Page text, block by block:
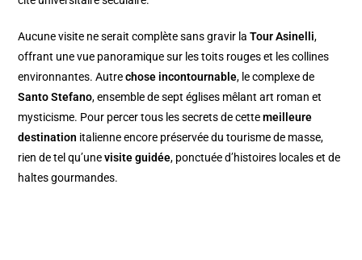
Aucune visite ne serait complète sans gravir laTour Asinelli,
offrant une vue panoramique sur les toits rouges et les collines
environnantes. Autrechose incontournable, le complexe de
Santo Stefano, ensemble de sept églises mêlant art roman et
mysticisme. Pour percer tous les secrets de cettemeilleure
destination italienne encore préservée du tourisme de masse,
rien de tel qu’unevisite guidée, ponctuée d’histoires locales et de
haltes gourmandes.